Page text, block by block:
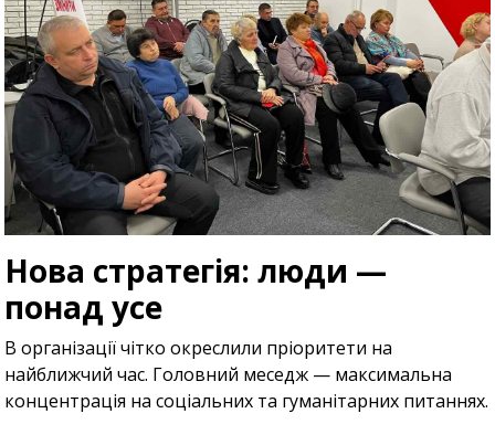
Нова стратегія: люди —
понад усе
В організації чітко окреслили пріоритети на
найближчий час. Головний меседж — максимальна
концентрація на соціальних та гуманітарних питаннях.